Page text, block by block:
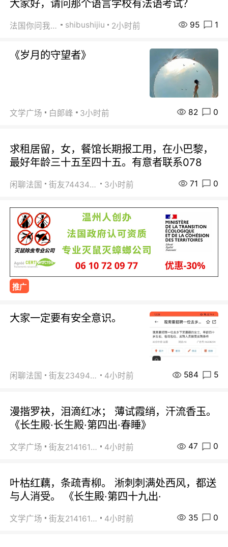
大家好，请问那个语言学校有法语考试？
法国你问我答 shibushijiu 2小时前 95 1
《岁月的守望者》
文学广场 白郞峰 3小时前 82 0
求租居留，女，餐馆长期报工用，在小巴黎，
最好年龄三十五至四十五。有意者联系078
闲聊法国 街友74434350 3小时前 71 0
推广
大家一定要有安全意识。
闲聊法国 街友23494008 4小时前 584 5
漫揩罗袂，泪滴红冰； 薄试霞绡，汗流香玉。
《长生殿·长生殿·第四出·春睡》
文学广场 街友21416156 4小时前 47 0
叶枯红藕，条疏青柳。 淅刺刺满处西风，都送
与人消受。 《长生殿·第四十九出·
文学广场 街友21416156 4小时前 35 0